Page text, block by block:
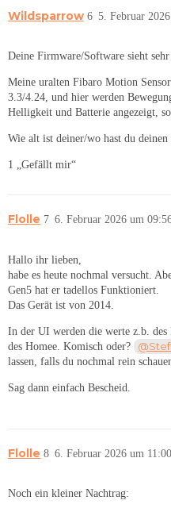
Wildsparrow 5. Februar
6
Deine Firmware/Software sieht sehr
Meine uralten Fibaro Motion
3.3/4.24, und hier werden
Helligkeit und Batterie angezeigt,
Wie alt ist deiner/wo hast du deinen
1 „Gefällt mir“
Flolle 6. Februar 2026 um
7
Hallo ihr lieben,
habe es heute nochmal versucht.
Gen5 hat er tadellos Funktioniert.
Das Gerät ist von 2014.
In der UI werden die werte z.b.
des Homee. Komisch oder?
lassen, falls du nochmal rein
Sag dann einfach Bescheid.
Flolle 6. Februar 2026 um 11:00
8
Noch ein kleiner Nachtrag: